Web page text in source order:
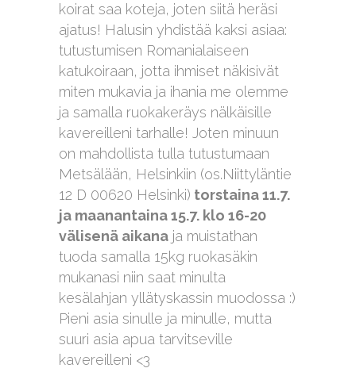
koirat saa koteja, joten siitä heräsi
ajatus! Halusin yhdistää kaksi asiaa:
tutustumisen Romanialaiseen
katukoiraan, jotta ihmiset näkisivät
miten mukavia ja ihania me olemme
ja samalla ruokakeräys nälkäisille
kavereilleni tarhalle! Joten minuun
on mahdollista tulla tutustumaan
Metsälään, Helsinkiin (os.Niittyläntie
12 D 00620 Helsinki) torstaina 11.7.
ja maanantaina 15.7. klo 16-20
välisenä aikana ja muistathan
tuoda samalla 15kg ruokasäkin
mukanasi niin saat minulta
kesälahjan yllätyskassin muodossa :)
Pieni asia sinulle ja minulle, mutta
suuri asia apua tarvitseville
kavereilleni <3